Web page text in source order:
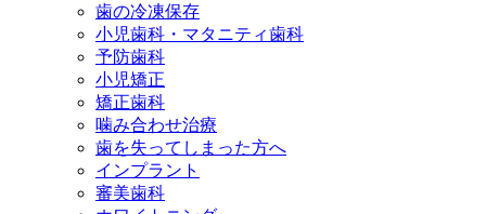
歯の冷凍保存
小児歯科・マタニティ歯科
予防歯科
小児矯正
矯正歯科
噛み合わせ治療
歯を失ってしまった方へ
インプラント
審美歯科